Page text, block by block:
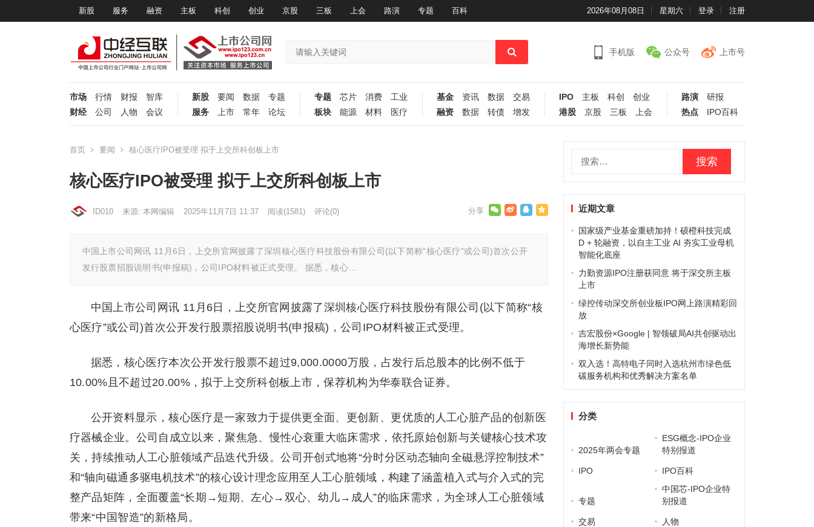
新股 服务 融资 主板 科创 创业 京股 三板 上会 路演 专题 百科 2026年08月08日 星期六 登录 注册
手机版 公众号 上市号
市场 行情 财报
智库
财经
公司 人物 会议
新股 要闻 数据
专题
服务
上市 常年 论坛
专题 芯片 消费
工业
板块
能源 材料 医疗
基金 资讯 数据
交易
融资
数据 转债 增发
IPO 主板 科创
创业
港股
京股 三板 上会
路演
研报
热点
IPO百科
首页 要闻 核心医疗IPO被受理 拟于上交所科创板上市
核心医疗IPO被受理 拟于上交所科创板上市
ID010 来源: 本网编辑 2025年11月7日 11:37 阅读(1581) 评论(0)
中国上市公司网讯 11月6日，上交所官网披露了深圳核心医疗科技股份有限公司(以下简称“核心医疗”或公司)首次公开
发行股票招股说明书(申报稿)，公司IPO材料被正式受理。 据悉，核心…
中国上市公司网讯 11月6日，上交所官网披露了深圳核心医疗科技股份有限公司(以下简称“核
心医疗”或公司)首次公开发行股票招股说明书(申报稿)，公司IPO材料被正式受理。
据悉，核心医疗本次公开发行股票不超过9,000.0000万股，占发行后总股本的比例不低于
10.00%且不超过20.00%，拟于上交所科创板上市，保荐机构为华泰联合证券。
公开资料显示，核心医疗是一家致力于提供更全面、更创新、更优质的人工心脏产品的创新医
疗器械企业。公司自成立以来，聚焦急、慢性心衰重大临床需求，依托原始创新与关键核心技术攻
关，持续推动人工心脏领域产品迭代升级。公司开创式地将“分时分区动态轴向全磁悬浮控制技术”
和“轴向磁通多驱电机技术”的核心设计理念应用至人工心脏领域，构建了涵盖植入式与介入式的完
整产品矩阵，全面覆盖“长期→短期、左心→双心、幼儿→成人”的临床需求，为全球人工心脏领域
带来“中国智造”的新格局。
近期文章
国家级产业基金重磅加持！硕橙科技完成
D + 轮融资，以自主工业 AI 夯实工业母机
智能化底座
力勤资源IPO注册获同意 将于深交所主板
上市
绿控传动深交所创业板IPO网上路演精彩回
放
吉宏股份×Google | 智领破局AI共创驱动出
海增长新势能
双入选！高特电子同时入选杭州市绿色低
碳服务机构和优秀解决方案名单
分类
2025年两会专题
ESG概念-IPO企业
特别报道
IPO IPO百科
专题
中国芯-IPO企业特
别报道
交易 人物